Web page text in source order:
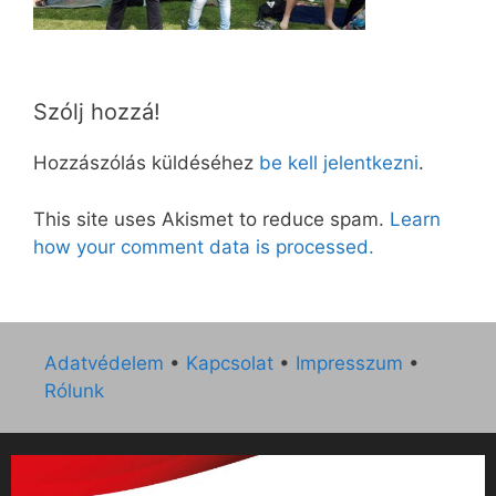
Szólj hozzá!
Hozzászólás küldéséhez be kell jelentkezni.
This site uses Akismet to reduce spam. Learn
how your comment data is processed.
Adatvédelem • Kapcsolat • Impresszum •
Rólunk